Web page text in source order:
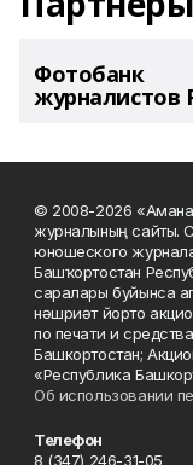
Фотобанк
журналистов
© 2008-2026
журналының сайты.
юношеского
Башҡортостан
саралары буйынса
нәшриәт йорто
по печати и
Башкортостан;
«Республика
Об использовании
Телефон
8 (347) 246-31-05